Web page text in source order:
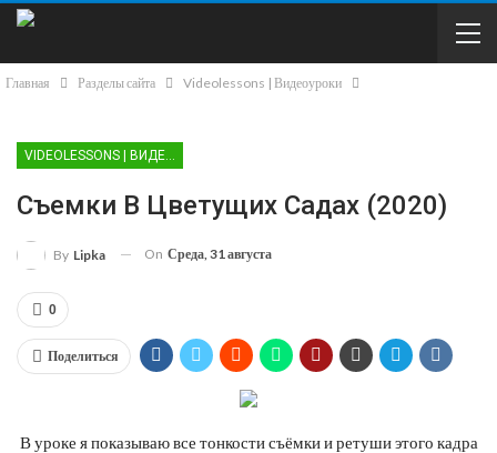
Главная Разделы сайта Videolessons | Видеоуроки
Съемки В Цвeтущих Садах (2020)
By Lipka On Среда, 31 августа
0
Поделиться
В уроке я показываю все тонкости съёмки и ретуши этого кадра